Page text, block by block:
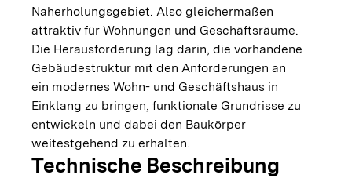
Naherholungsgebiet. Also gleichermaßen
attraktiv für Wohnungen und Geschäftsräume.
Die Herausforderung lag darin, die vorhandene
Gebäudestruktur mit den Anforderungen an
ein modernes Wohn- und Geschäftshaus in
Einklang zu bringen, funktionale Grundrisse zu
entwickeln und dabei den Baukörper
weitestgehend zu erhalten.
Technische Beschreibung